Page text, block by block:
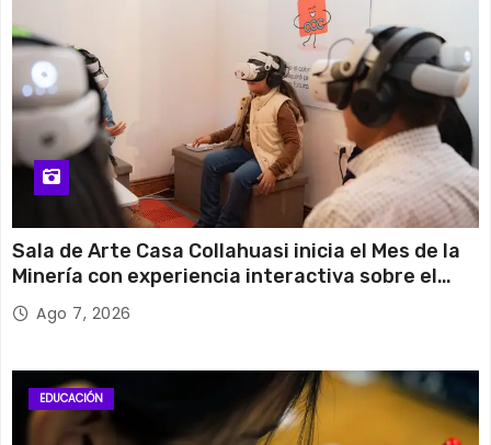
Sala de Arte Casa Collahuasi inicia el Mes de la
Minería con experiencia interactiva sobre el
cobreAgo 7, 2026
EDUCACIÓN